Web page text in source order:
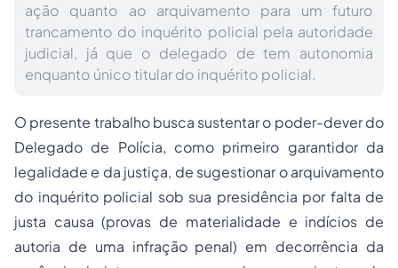
ação quanto ao arquivamento para um futuro
trancamento do inquérito policial pela autoridade
judicial, já que o delegado de tem autonomia
enquanto único titular do inquérito policial.
O presente trabalho busca sustentar o poder-dever do
Delegado de Polícia, como primeiro garantidor da
legalidade e da justiça, de sugestionar o arquivamento
do inquérito policial sob sua presidência por falta de
justa causa (provas de materialidade e indícios de
autoria de uma infração penal) em decorrência da